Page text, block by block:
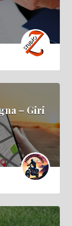
– Giri